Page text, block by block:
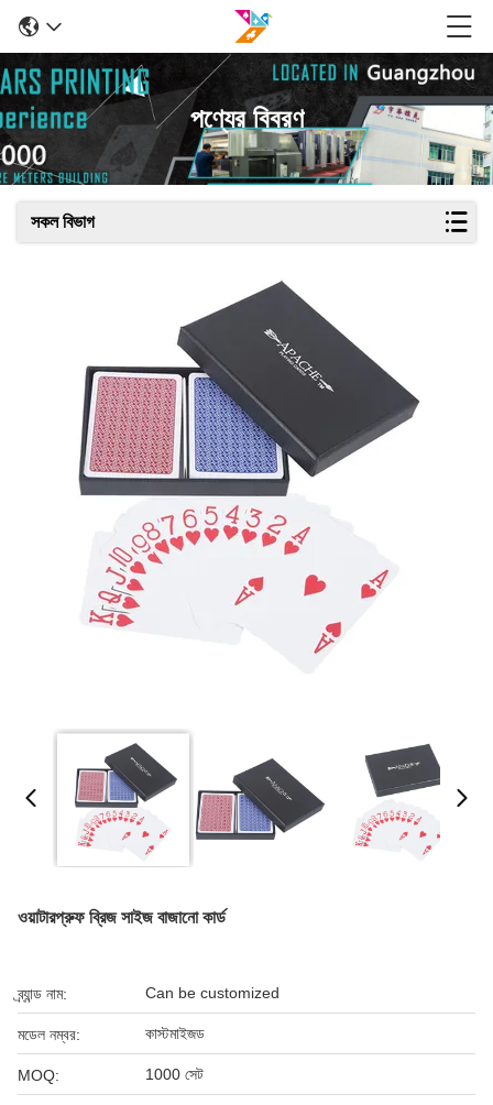
পণ্যের বিবরণ
সকল বিভাগ
ওয়াটারপ্রুফ ব্রিজ সাইজ বাজানো কার্ড
ব্র্যান্ড নাম: Can be customized
মডেল নম্বর: কাস্টমাইজড
MOQ: 1000 সেট